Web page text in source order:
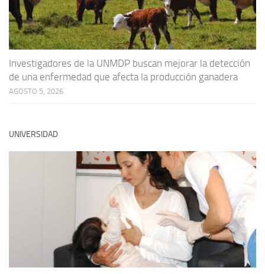
Investigadores de la UNMDP buscan mejorar la detección
de una enfermedad que afecta la producción ganadera
AGOSTO 5, 2026
UNIVERSIDAD